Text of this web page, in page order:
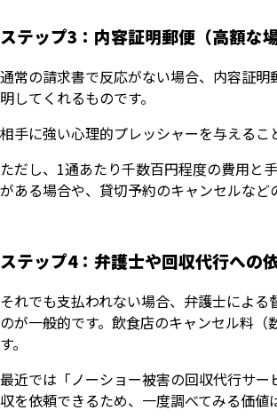
ステップ3：内容証明郵便（高額な場
通常の請求書で反応がない場合、内容証
明してくれるものです。
相手に強い心理的プレッシャーを与えるこ
ただし、1通あたり千数百円程度の費用と
がある場合や、貸切予約のキャンセルなど
ステップ4：弁護士や回収代行への
それでも支払われない場合、弁護士によ
のが一般的です。飲食店のキャンセル料
す。
最近では「ノーショー被害の回収代行サ
収を依頼できるため、一度調べてみる価値